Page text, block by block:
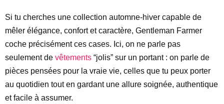
Si tu cherches une collection automne-hiver capable de
mêler élégance, confort et caractère, Gentleman Farmer
coche précisément ces cases. Ici, on ne parle pas
seulement de vêtements “jolis” sur un portant : on parle de
pièces pensées pour la vraie vie, celles que tu peux porter
au quotidien tout en gardant une allure soignée, authentique
et facile à assumer.